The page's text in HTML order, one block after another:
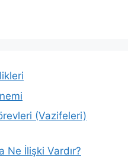
(Vazifeleri)
Ne İlişki Vardır?